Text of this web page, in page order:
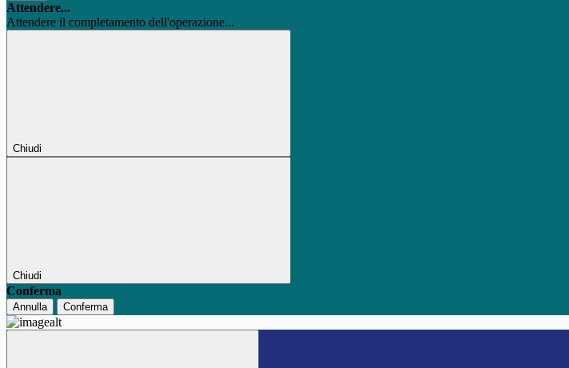
Attendere...
Attendere il completamento dell'operazione...
Chiudi
Chiudi
Conferma
Annulla Conferma